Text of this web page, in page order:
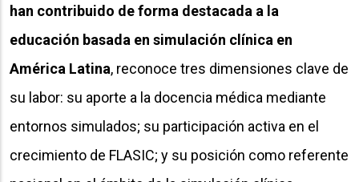
han contribuido de forma destacada a la
educación basada en simulación clínica en
América Latina, reconoce tres dimensiones clave de
su labor: su aporte a la docencia médica mediante
entornos simulados; su participación activa en el
crecimiento de FLASIC; y su posición como referente